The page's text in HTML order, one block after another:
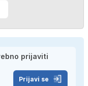
Prijavi se